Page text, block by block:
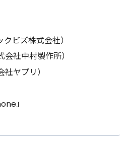
ビズ株式会社）
社中村製作所）
ヤプリ）
」